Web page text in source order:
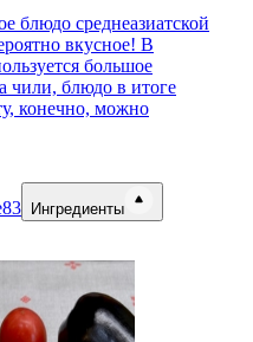
блюдо среднеазиатской
вкусное! В
большое
чили, блюдо в итоге
конечно, можно
Ингредиенты